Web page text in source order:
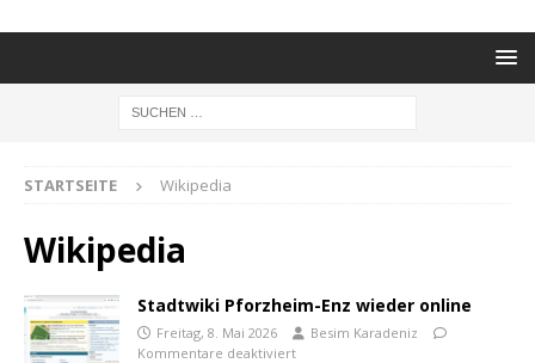
STARTSEITE Wikipedia
Wikipedia
Stadtwiki Pforzheim-Enz wieder online
Freitag, 8. Mai 2026
Besim Karadeniz
Kommentare deaktiviert